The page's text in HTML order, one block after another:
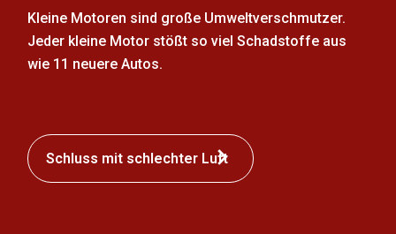
Kleine Motoren sind große Umweltverschmutzer.
Jeder kleine Motor stößt so viel Schadstoffe aus
wie 11 neuere Autos.
Schluss mit schlechter Luft